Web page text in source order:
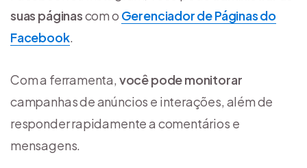
suas páginascom o Gerenciador de Páginas do
Facebook.
Com a ferramenta, você pode monitorar
campanhas de anúncios e interações, além de
responder rapidamente a comentários e
mensagens.